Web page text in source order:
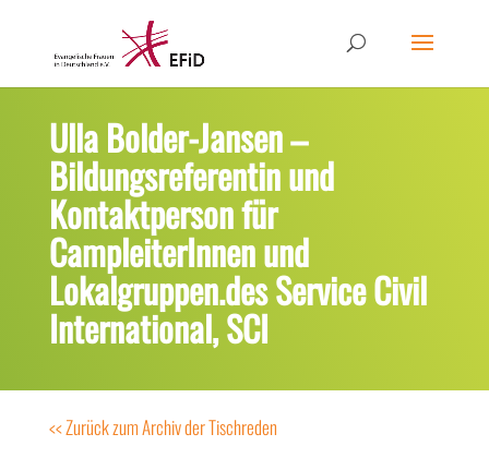
Ulla Bolder-Jansen –
Bildungsreferentin und
Kontaktperson für
CampleiterInnen und
Lokalgruppen.des Service Civil
International, SCI
<< Zurück zum Archiv der Tischreden